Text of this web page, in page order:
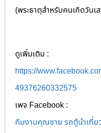
(พระธาตุสำหรับคนเกิดวันเ
ดูเพิ่มเติม :
https://
49376260332575
เพจ Facebook :
ทีมงานคุณชาย รถตู้นำเที่ย